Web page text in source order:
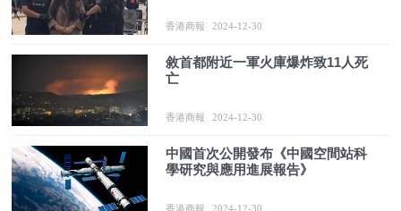
香港商報 2024-12-30
敘首都附近一軍火庫爆炸致11人死
亡
香港商報 2024-12-30
中國首次公開發布《中國空間站科
學研究與應用進展報告》
香港商報 2024-12-30